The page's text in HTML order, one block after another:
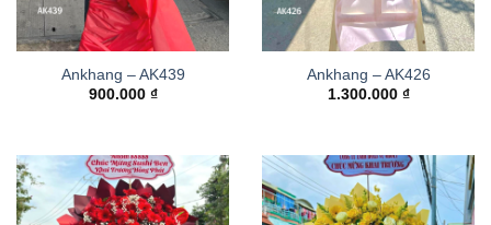
Ankhang – AK439
900.000 ₫
Ankhang – AK426
1.300.000 ₫